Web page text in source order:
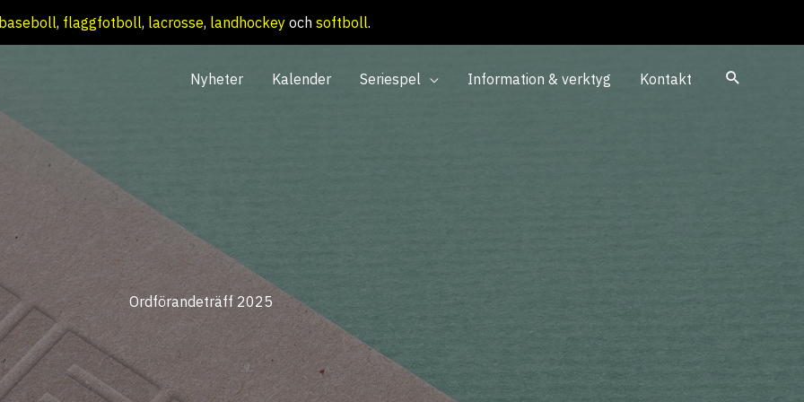
baseboll, flaggfotboll, lacrosse, landhockey och softboll.
Nyheter Kalender Seriespel Information & verktyg Kontakt
Ordförandeträff 2025